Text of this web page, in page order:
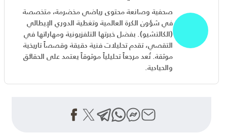
صحفية وصانعة محتوى رياضي مخضرمة، متخصصة
في شؤون الكرة العالمية وتغطية الدوري الإيطالي
(الكالتشيو). بفضل خبرتها التلفزيونية ومهاراتها في
التقصي، تقدم تحليلات فنية دقيقة وقصصاً تاريخية
موثقة. تُعد مرجعاً تحليلياً موثوقاً يعتمد على الحقائق
والحيادية.